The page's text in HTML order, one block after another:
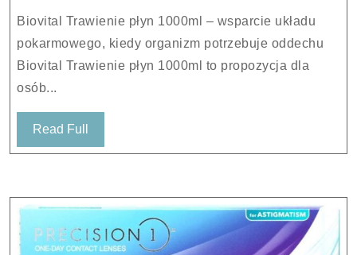
Biovital Trawienie płyn 1000ml – wsparcie układu
pokarmowego, kiedy organizm potrzebuje oddechu
Biovital Trawienie płyn 1000ml to propozycja dla
osób...
Read Full
Full